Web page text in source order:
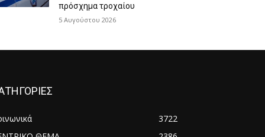
πρόσχημα τροχαίου
5 Αυγούστου 2026
3722